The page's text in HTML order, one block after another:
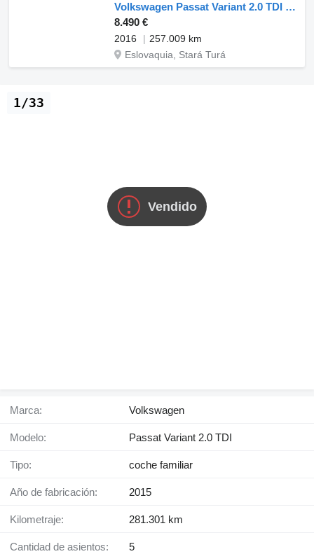
Volkswagen Passat Variant 2.0 TDI BMT Comfortline
8.490 €
2016
257.009 km
Eslovaquia, Stará Turá
Vendido
1/33
Marca: Volkswagen
Modelo: Passat Variant 2.0 TDI
Tipo: coche familiar
Año de fabricación: 2015
Kilometraje: 281.301 km
Cantidad de asientos: 5